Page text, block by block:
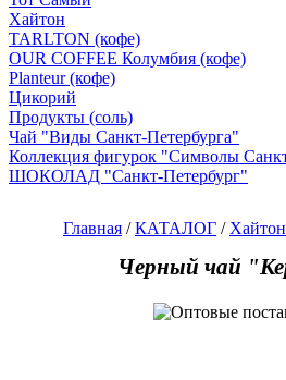
Хайтон
TARLTON (кофе)
OUR COFFEE Колумбия (кофе)
Planteur (кофе)
Цикорий
Продукты (соль)
Чай "Виды Санкт-Петербурга"
Коллекция фигурок "Символы
ШОКОЛАД "Санкт-Петербург"
Главная /КАТАЛОГ / Хайтон
Черный чай